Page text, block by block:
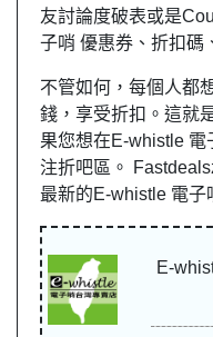
友討論度破表或是
子哨 優惠券、折扣碼
不管如何，每個人都
錢，享受折扣。這就
果您想在E-whistle 電
注折吧區。
最新的E-whistle 電子
E-